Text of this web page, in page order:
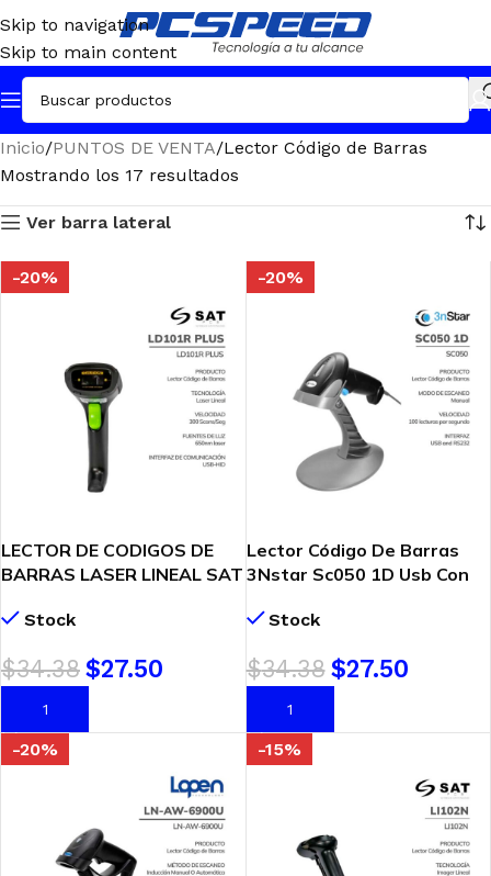
Skip to navigation
Skip to main content
Inicio PUNTOS DE VENTA Lector Código de Barras
Mostrando los 17 resultados
Ver barra lateral
-20%
LECTOR DE CODIGOS DE
BARRAS LASER LINEAL SAT
Stock
$34.38$27.50
AÑADIR AL CARRITO
-20%
Lector Código De Barras
3Nstar Sc050 1D Usb Con
Stock
$34.38 $27.50
AÑADIR AL CARRITO
-20% -15%